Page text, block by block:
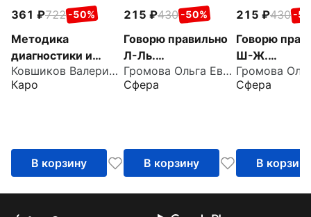
361 722 -50%
Методика
диагностики и
коррекции
нарушений
существительных
Ковшиков Валерий Анатольевич
Каро
В корзину
215 430 -50%
Говорю правильно
Л-Ль.
Дидактический
материал для
Громова Ольга Евгеньевна
Сфера
В корзину
215 430 -
Говорю
Ш-Ж.
материал
Сфера
В корзину